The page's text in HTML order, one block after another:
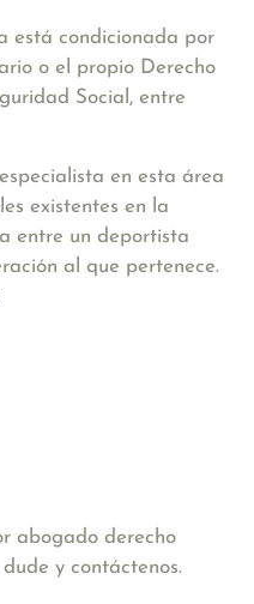
está condicionada por
o el propio Derecho
Social, entre
en esta área
existentes en la
entre un deportista
al que pertenece.
abogado derecho
dude y contáctenos.